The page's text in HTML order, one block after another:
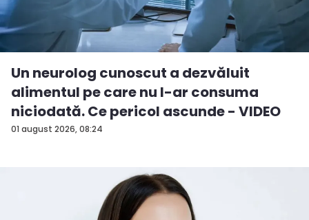
01 august 2026, 08:24
Un neurolog cunoscut a dezvăluit
alimentul pe care nu l-ar consuma
niciodată. Ce pericol ascunde - VIDEO